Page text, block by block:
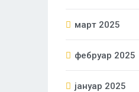
март 2025
фебруар 2025
јануар 2025